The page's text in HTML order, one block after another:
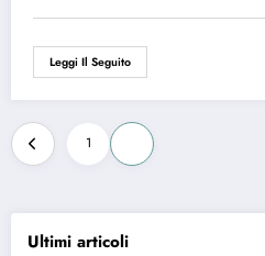
Leggi Il Seguito
Paginazione
degli
articoli
1
Ultimi articoli